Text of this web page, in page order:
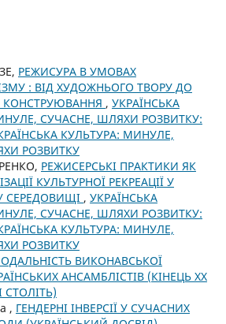
РЕЖИСУРА В УМОВАХ
: ВІД ХУДОЖНЬОГО ТВОРУ ДО
КОНСТРУЮВАННЯ , УКРАЇНСЬКА
СУЧАСНЕ, ШЛЯХИ РОЗВИТКУ:
КУЛЬТУРА: МИНУЛЕ,
РОЗВИТКУ
РЕЖИСЕРСЬКІ ПРАКТИКИ ЯК
КУЛЬТУРНОЇ РЕКРЕАЦІЇ У
СЕРЕДОВИЩІ , УКРАЇНСЬКА
СУЧАСНЕ, ШЛЯХИ РОЗВИТКУ:
КУЛЬТУРА: МИНУЛЕ,
РОЗВИТКУ
ВИКОНАВСЬКОЇ
АНСАМБЛІСТІВ (КІНЕЦЬ ХХ
СТОЛІТЬ)
, ГЕНДЕРНІ ІНВЕРСІЇ У СУЧАСНИХ